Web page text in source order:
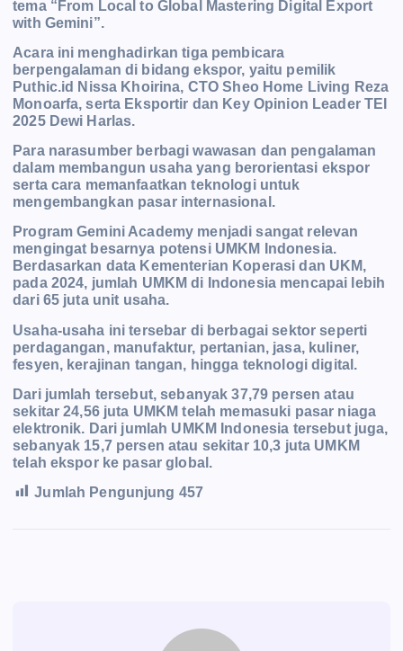
tema “From Local to Global Mastering Digital Export
with Gemini”.
Acara ini menghadirkan tiga pembicara
berpengalaman di bidang ekspor, yaitu pemilik
Puthic.id Nissa Khoirina, CTO Sheo Home Living Reza
Monoarfa, serta Eksportir dan Key Opinion Leader TEI
2025 Dewi Harlas.
Para narasumber berbagi wawasan dan pengalaman
dalam membangun usaha yang berorientasi ekspor
serta cara memanfaatkan teknologi untuk
mengembangkan pasar internasional.
Program Gemini Academy menjadi sangat relevan
mengingat besarnya potensi UMKM Indonesia.
Berdasarkan data Kementerian Koperasi dan UKM,
pada 2024, jumlah UMKM di Indonesia mencapai lebih
dari 65 juta unit usaha.
Usaha-usaha ini tersebar di berbagai sektor seperti
perdagangan, manufaktur, pertanian, jasa, kuliner,
fesyen, kerajinan tangan, hingga teknologi digital.
Dari jumlah tersebut, sebanyak37,79 persen atau
sekitar 24,56 juta UMKM telah memasuki pasar niaga
elektronik. Dari jumlah UMKM
Indonesia tersebut juga,
sebanyak 15,7 persen atau sekitar 10,3 juta UMKM
telah ekspor ke pasar global.
Jumlah Pengunjung 457